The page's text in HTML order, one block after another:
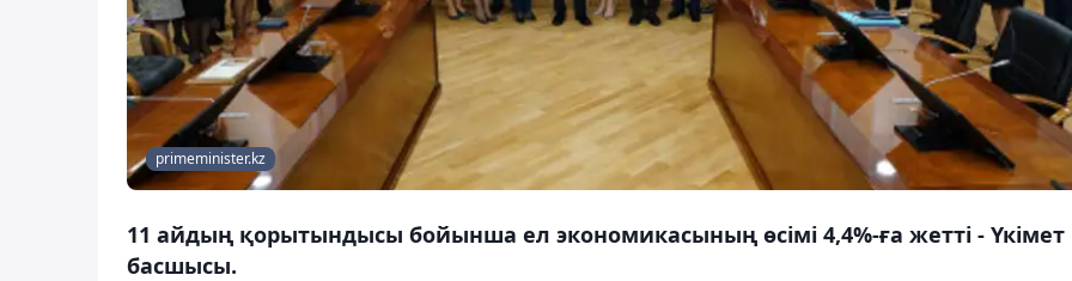
primeminister.kz
11 айдың қорытындысы бойынша ел экономикасының өсімі 4,4%-ға жетті - Үкімет
басшысы.